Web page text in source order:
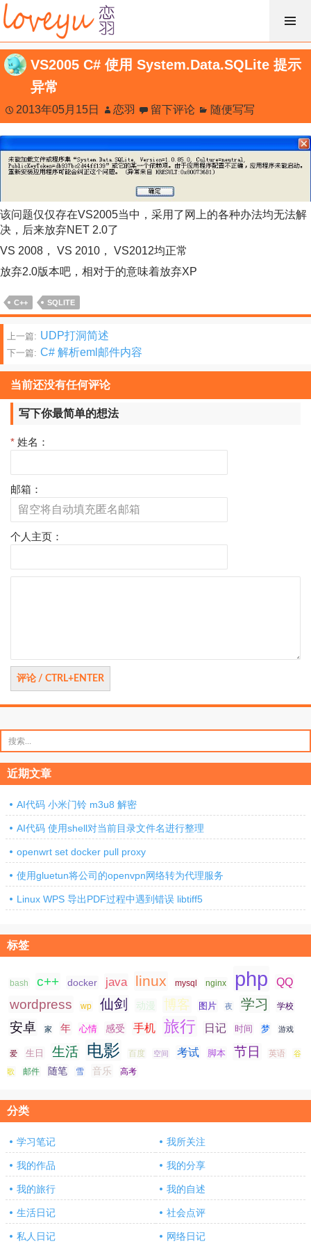
跳
过
内
容
VS2005 C# 使用 System.Data.SQLite 提示
异常
2013年05月15日 恋羽 留下评论 随便写写
该问题仅仅存在VS2005当中，采用了网上的各种办法均无法解
决，后来放弃NET 2.0了
VS 2008， VS 2010， VS2012均正常
放弃2.0版本吧，相对于的意味着放弃XP
C++ SQLITE
文
章
分
页
上一篇: UDP打洞简述
下一篇: C# 解析eml邮件内容
当前还没有任何评论
写下你最简单的想法
* 姓名：
邮箱：
个人主页：
索：
近期文章
AI代码 小米门铃 m3u8 解密
AI代码 使用shell对当前目录文件名进行整理
openwrt set docker pull proxy
使用gluetun将公司的openvpn网络转为代理服务
Linux WPS 导出PDF过程中遇到错误 libtiff5
标签
bash c++ docker java linux mysql nginx php QQ
wordpress wp 仙剑 动漫 博客 图片 夜 学习 学校
安卓 家 年 心情 感受 手机 旅行 日记 时间 梦 游戏
爱 生日 生活 电影 百度 空间 考试 脚本 节日 英语 谷
歌 邮件 随笔 雪 音乐 高考
分类
学习笔记 我所关注
我的作品 我的分享
我的旅行 我的自述
生活日记 社会点评
私人日记 网络日记